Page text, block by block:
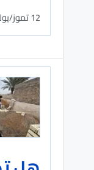
12 تموز/يوليو 2026